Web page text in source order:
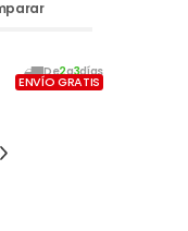
De2a3días
ENVÍO GRATIS